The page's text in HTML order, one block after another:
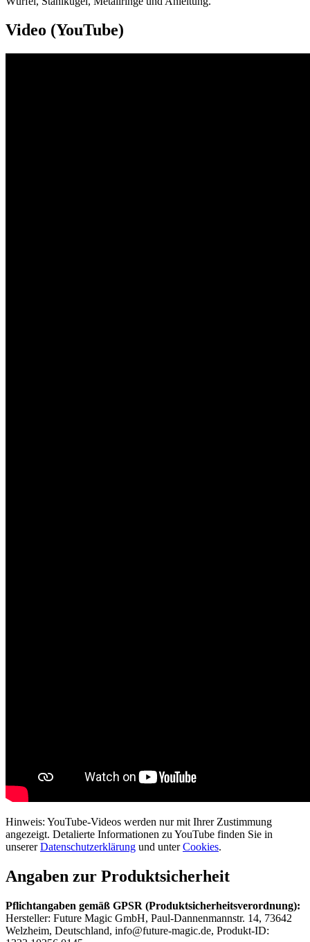
Video (YouTube)
Hinweis: YouTube-Videos werden nur mit Ihrer Zustimmung
angezeigt. Detalierte Informationen zu YouTube finden Sie in
unsererDatenschutzerklärung und unterCookies.
Angaben zur Produktsicherheit
Pflichtangaben gemäß GPSR (Produktsicherheitsverordnung):
Hersteller: Future Magic GmbH, Paul-Dannenmannstr. 14, 73642
Welzheim, Deutschland, info@future-magic.de, Produkt-ID: